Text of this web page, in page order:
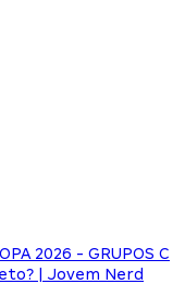
2026 - GRUPOS C
| Jovem Nerd